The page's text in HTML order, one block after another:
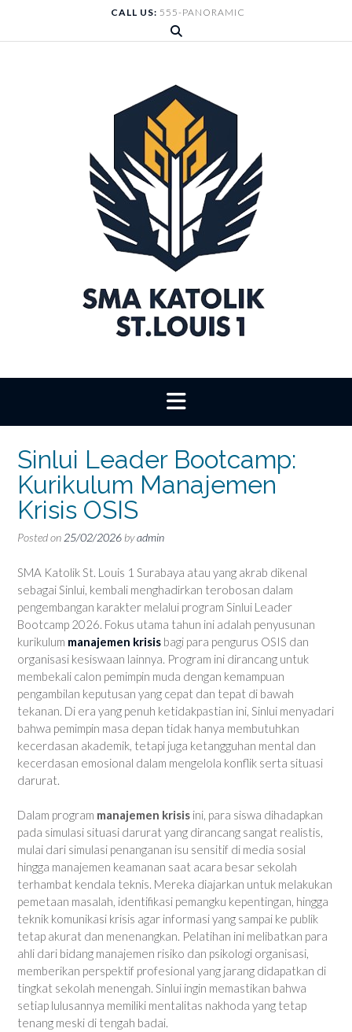
content
CALL US: 555-PANORAMIC
Sinlui Leader Bootcamp:
Kurikulum Manajemen
Krisis OSIS
Posted on 25/02/2026 byadmin
SMA Katolik St. Louis 1 Surabaya atau yang akrab dikenal
sebagai Sinlui, kembali menghadirkan terobosan dalam
pengembangan karakter melalui program Sinlui Leader
Bootcamp 2026. Fokus utama tahun ini adalah penyusunan
kurikulum manajemen krisis bagi para pengurus OSIS dan
organisasi kesiswaan lainnya. Program ini dirancang untuk
membekali calon pemimpin muda dengan kemampuan
pengambilan keputusan yang cepat dan tepat di bawah
tekanan. Di era yang penuh ketidakpastian ini, Sinlui menyadari
bahwa pemimpin masa depan tidak hanya membutuhkan
kecerdasan akademik, tetapi juga ketangguhan mental dan
kecerdasan emosional dalam mengelola konflik serta situasi
darurat.
Dalam program manajemen krisis ini, para siswa dihadapkan
pada simulasi situasi darurat yang dirancang sangat realistis,
mulai dari simulasi penanganan isu sensitif di media sosial
hingga manajemen keamanan saat acara besar sekolah
terhambat kendala teknis. Mereka diajarkan untuk melakukan
pemetaan masalah, identifikasi pemangku kepentingan, hingga
teknik komunikasi krisis agar informasi yang sampai ke publik
tetap akurat dan menenangkan. Pelatihan ini melibatkan para
ahli dari bidang manajemen risiko dan psikologi organisasi,
memberikan perspektif profesional yang jarang didapatkan di
tingkat sekolah menengah. Sinlui ingin memastikan bahwa
setiap lulusannya memiliki mentalitas nakhoda yang tetap
tenang meski di tengah badai.